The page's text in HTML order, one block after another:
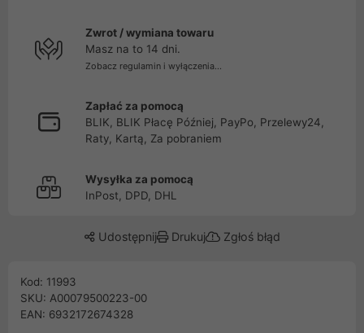
Zwrot / wymiana towaru
Masz na to 14 dni.
Zobacz regulamin i wyłączenia...
Zapłać za pomocą
BLIK, BLIK Płacę Później, PayPo, Przelewy24,
Raty, Kartą, Za pobraniem
Wysyłka za pomocą
InPost, DPD, DHL
Udostępnij Drukuj Zgłoś błąd
Kod: 11993
SKU: A00079500223-00
EAN: 6932172674328